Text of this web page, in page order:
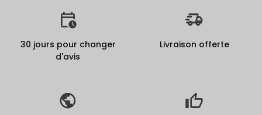
30 jours pour changer
d'avis
Livraison offerte